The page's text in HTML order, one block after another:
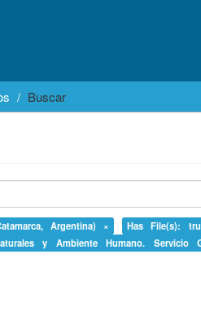
Buscar
Argentina) × Has File(s):
y Ambiente Humano. Servicio